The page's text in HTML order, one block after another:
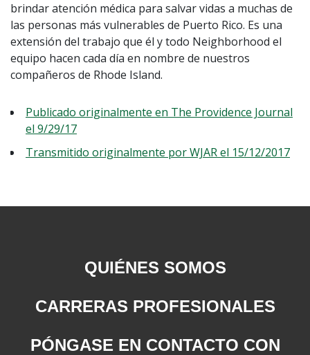
brindar atención médica para salvar vidas a muchas de
las personas más vulnerables de Puerto Rico. Es una
extensión del trabajo que él y todo Neighborhood el
equipo hacen cada día en nombre de nuestros
compañeros de Rhode Island.
Publicado originalmente en The Providence Journal
el 9/29/17
Transmitido originalmente por WJAR el 15/12/2017
QUIÉNES SOMOS
CARRERAS PROFESIONALES
PÓNGASE EN CONTACTO CON